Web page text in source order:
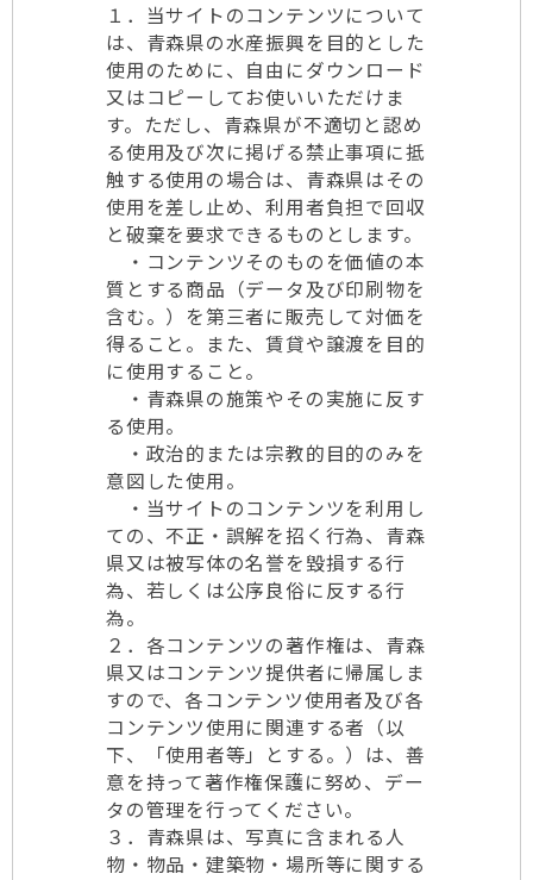
１．当サイトのコンテンツについて
は、青森県の水産振興を目的とした
使用のために、自由にダウンロード
又はコピーしてお使いいただけま
す。ただし、青森県が不適切と認め
る使用及び次に掲げる禁止事項に抵
触する使用の場合は、青森県はその
使用を差し止め、利用者負担で回収
と破棄を要求できるものとします。
・コンテンツそのものを価値の本
質とする商品（データ及び印刷物を
含む。）を第三者に販売して対価を
得ること。また、賃貸や譲渡を目的
に使用すること。
・青森県の施策やその実施に反す
る使用。
・政治的または宗教的目的のみを
意図した使用。
・当サイトのコンテンツを利用し
ての、不正・誤解を招く行為、青森
県又は被写体の名誉を毀損する行
為、若しくは公序良俗に反する行
為。
２．各コンテンツの著作権は、青森
県又はコンテンツ提供者に帰属しま
すので、各コンテンツ使用者及び各
コンテンツ使用に関連する者（以
下、「使用者等」とする。）は、善
意を持って著作権保護に努め、デー
タの管理を行ってください。
３．青森県は、写真に含まれる人
物・物品・建築物・場所等に関する